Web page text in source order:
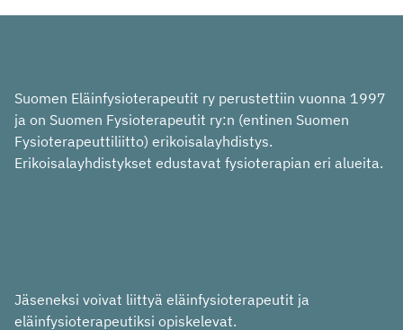
Suomen Eläinfysioterapeutit ry perustettiin vuonna 1997
ja on Suomen Fysioterapeutit ry:n (entinen Suomen
Fysioterapeuttiliitto) erikoisalayhdistys.
Erikoisalayhdistykset edustavat fysioterapian eri alueita.
Jäseneksi voivat liittyä eläinfysioterapeutit ja
eläinfysioterapeutiksi opiskelevat.